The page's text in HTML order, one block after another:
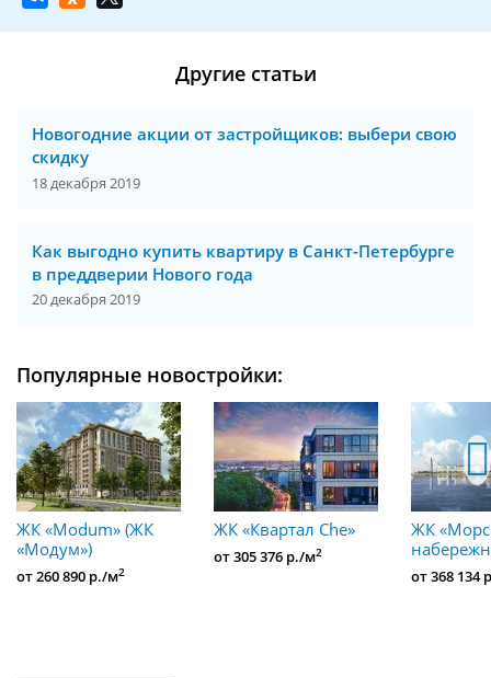
Другие статьи
Новогодние акции от застройщиков: выбери свою
скидку
18 декабря 2019
Как выгодно купить квартиру в Санкт-Петербурге
в преддверии Нового года
20 декабря 2019
Популярные новостройки:
ЖК «Modum» (ЖК
«Модум»)
от 260 890 р./м2
ЖК «Квартал Che»
от 305 376 р./м2
ЖК
от 368 134